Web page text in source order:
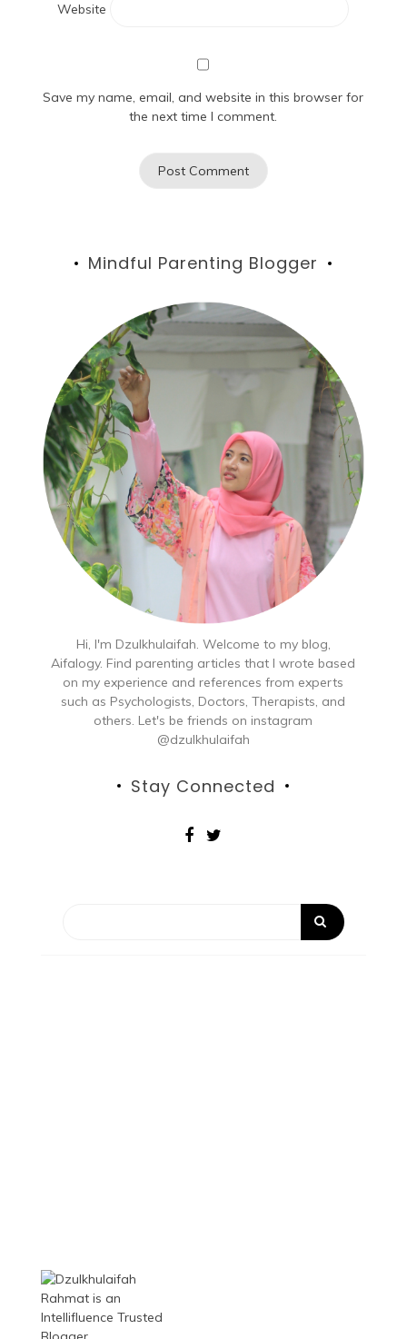
Website
Save my name, email, and website in this browser for
the next time I comment.
Mindful Parenting Blogger
Hi, I'm Dzulkhulaifah. Welcome to my blog,
Aifalogy. Find parenting articles that I wrote based
on my experience and references from experts
such as Psychologists, Doctors, Therapists, and
others. Let's be friends on instagram
@dzulkhulaifah
Stay Connected